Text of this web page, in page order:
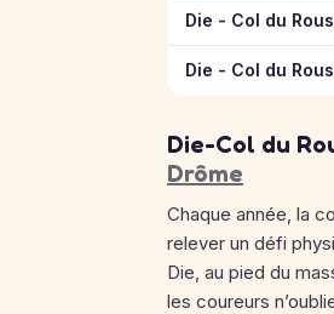
Informations clés
Die - Col du
Die - Col du
Die-Col du
Drôme
Chaque année, la
relever un défi
Die, au pied du
les coureurs